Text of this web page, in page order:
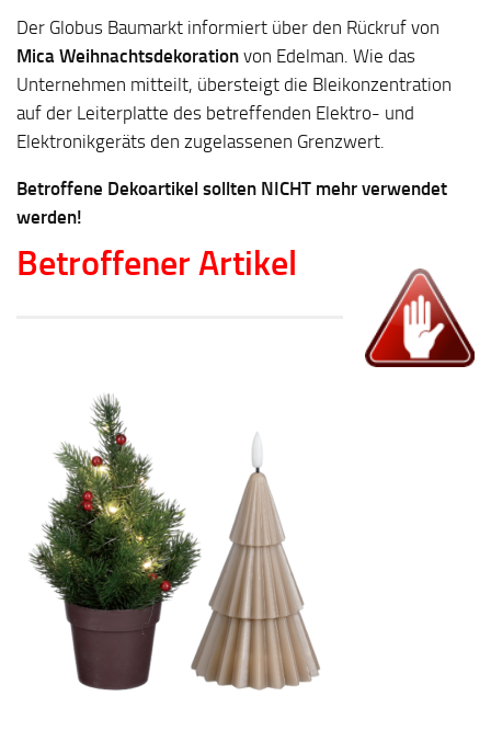
Der Globus Baumarkt informiert über den Rückruf von
Mica Weihnachtsdekoration von Edelman. Wie das
Unternehmen mitteilt, übersteigt die Bleikonzentration
auf der Leiterplatte des betreffenden Elektro- und
Elektronikgeräts den zugelassenen Grenzwert.
Betroffene Dekoartikel sollten NICHT mehr verwendet
werden!
Betroffener Artikel